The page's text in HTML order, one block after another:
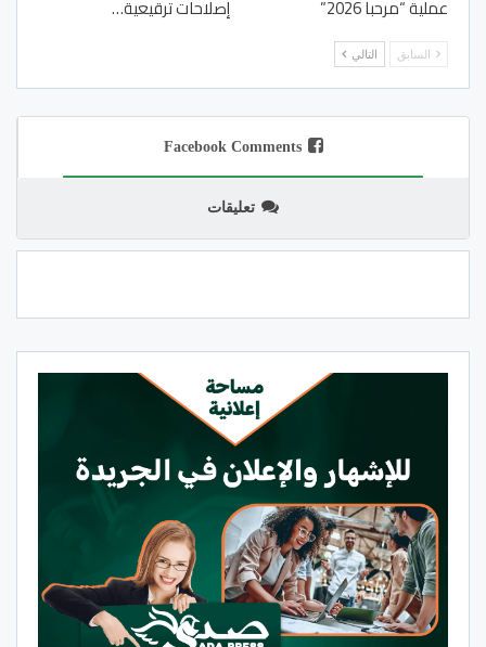
عملية “مرحبا 2026” إصلاحات ترقيعية…
السابق التالي
Facebook Comments
تعليقات